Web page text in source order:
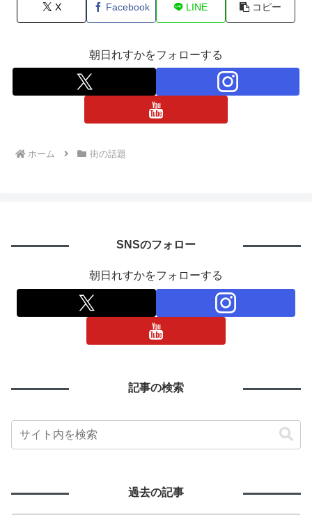
X Facebook LINE コピー
朝日れすかをフォローする
ホーム 街の話題
SNSのフォロー
朝日れすかをフォローする
記事の検索
過去の記事